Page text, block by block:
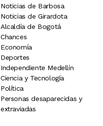
Noticias de Barbosa
Noticias de Girardota
Alcaldía de Bogotá
Chances
Economía
Deportes
Independiente Medellín
Ciencia y Tecnología
Política
Personas desaparecidas y
extraviadas